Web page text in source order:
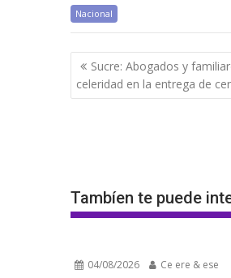
Nacional
Navegación
de
entradas
Sucre: Abogados y
celeridad en la entrega de
Tambíen te puede
04/08/2026 Ce ere & ese